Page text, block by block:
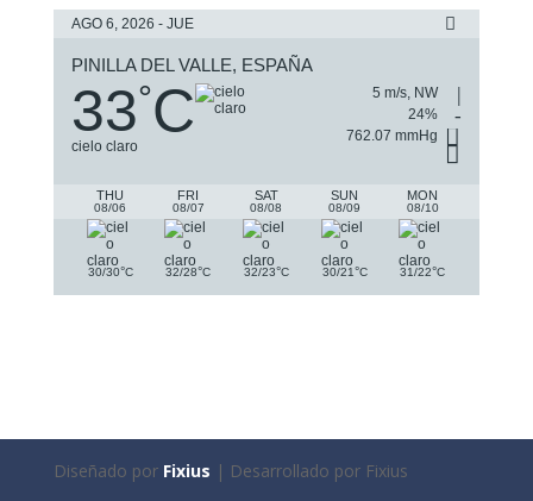
AGO 6, 2026 - JUE
PINILLA DEL VALLE, ESPAÑA
33°C
cielo claro
5 m/s, NW
24%
762.07 mmHg
THU
08/06
FRI
08/07
SAT
08/08
SUN
08/09
MON
08/10
30/30°C 32/28°C 32/23°C 30/21°C 31/22°C
Diseñado por Fixius | Desarrollado por Fixius